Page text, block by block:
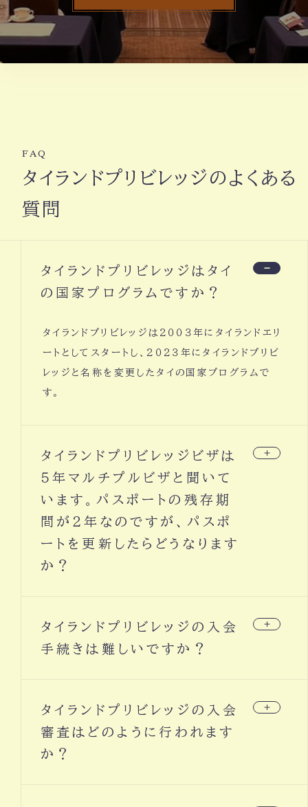
FAQ
タイランドプリビレッジのよくある
質問
タイランドプリビレッジはタイ
の国家プログラムですか？
タイランドプリビレッジは２００３年にタイランドエリ
ートとしてスタートし、２０２３年にタイランドプリビ
レッジと名称を変更したタイの国家プログラムで
す。
タイランドプリビレッジビザは
５年マルチプルビザと聞いて
います。パスポートの残存期
間が２年なのですが、パスポ
ートを更新したらどうなります
か？
間に応じて発給されます。パスポートを更新する
と、新しいパスポートに残りの期間のビザを貼付す
タイランドプリビレッジの入会
手続きは難しいですか？
ラインの書類提出で完了します。
正規代理店の当センターからEメールで入会申請
書類と詳しいご説明をお送りしますので、プリント
タイランドプリビレッジの入会
審査はどのように行われます
か？